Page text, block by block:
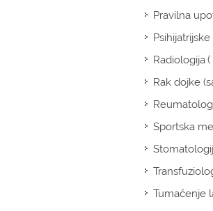
Pravilna
Radiologija(
Rak dojke
Sportska
Tumačenje